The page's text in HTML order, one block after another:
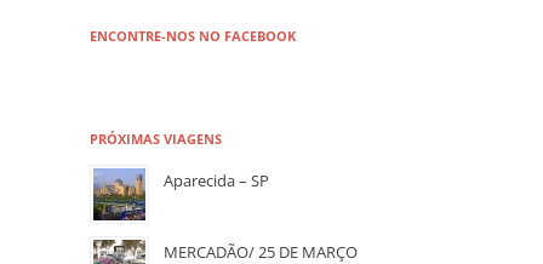
ENCONTRE-NOS NO FACEBOOK
PRÓXIMAS VIAGENS
Aparecida – SP
MERCADÃO/ 25 DE MARÇO